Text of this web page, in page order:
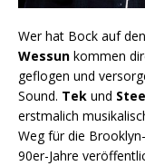
Wer hat Bock auf den
Wessun kommen
geflogen und
Sound. Tek und
erstmalich
Weg für die
90er-Jahre